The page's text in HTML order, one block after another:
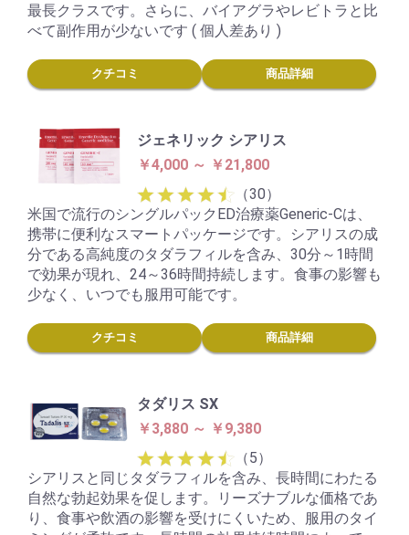
最長クラスです。さらに、バイアグラやレビトラと比
べて副作用が少ないです ( 個人差あり )
クチコミ 商品詳細
ジェネリック シアリス
￥4,000 ～ ￥21,800
（30）
米国で流行のシングルパックED治療薬Generic-Cは、
携帯に便利なスマートパッケージです。シアリスの成
分である高純度のタダラフィルを含み、30分～1時間
で効果が現れ、24～36時間持続します。食事の影響も
少なく、いつでも服用可能です。
クチコミ 商品詳細
タダリス SX
￥3,880 ～ ￥9,380
（5）
シアリスと同じタダラフィルを含み、長時間にわたる
自然な勃起効果を促します。リーズナブルな価格であ
り、食事や飲酒の影響を受けにくいため、服用のタイ